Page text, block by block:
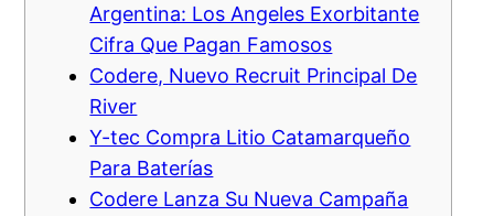
Argentina: Los Angeles Exorbitante
Cifra Que Pagan Famosos
Codere, Nuevo Recruit Principal De
River
Y-tec Compra Litio Catamarqueño
Para Baterías
Codere Lanza Su Nueva Campaña